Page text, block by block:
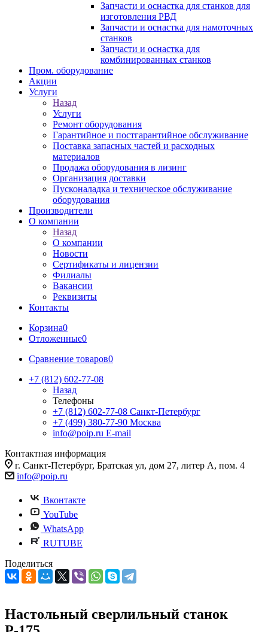
Запчасти и оснастка для станков для
изготовления РВД
Запчасти и оснастка для намоточных
станков
Запчасти и оснастка для
комбинированных станков
Пром. оборудование
Акции
Услуги
Назад
Услуги
Ремонт оборудования
Гарантийное и постгарантийное обслуживание
Поставка запасных частей и расходных
материалов
Продажа оборудования в лизинг
Организация доставки
Пусконаладка и техническое обслуживание
оборудования
Производители
О компании
Назад
О компании
Новости
Сертификаты и лицензии
Филиалы
Вакансии
Реквизиты
Контакты
Корзина0
Отложенные0
Сравнение товаров0
+7 (812) 602-77-08
Назад
Телефоны
+7 (812) 602-77-08 Санкт-Петербург
+7 (499) 380-77-90 Москва
info@poip.ru E-mail
Контактная информация
г. Санкт-Петербург, Братская ул, дом 27, литер А, пом. 4
info@poip.ru
Вконтакте
YouTube
WhatsApp
RUTUBE
Поделиться
Настольный сверлильный станок